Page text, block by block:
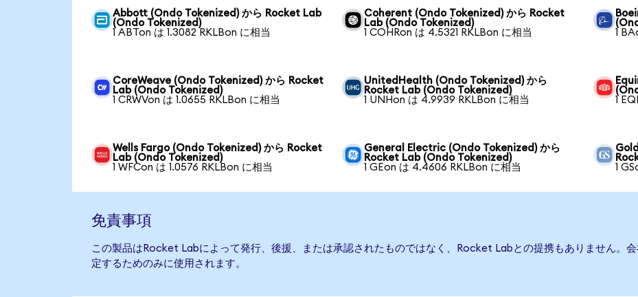
Abbott (Ondo Tokenized) から Rocket Lab
(Ondo Tokenized)
1 ABTon は 1.3082 RKLBon に相当
Coherent (Ondo Tokenized) から Rocket
Lab (Ondo Tokenized)
1 COHRon は 4.5321 RKLBon に相当
1
CoreWeave (Ondo Tokenized) から Rocket
Lab (Ondo Tokenized)
1 CRWVon は 1.0655 RKLBon に相当
UnitedHealth (Ondo Tokenized) から
Rocket Lab (Ondo Tokenized)
1 UNHon は 4.9939 RKLBon に相当
1
Wells Fargo (Ondo Tokenized) から Rocket
Lab (Ondo Tokenized)
1 WFCon は 1.0576 RKLBon に相当
General Electric (Ondo Tokenized) から
Rocket Lab (Ondo Tokenized)
1 GEon は 4.4606 RKLBon に相当
1
免責事項
この製品はRocket Labによって発行、後援、または承認されたものではなく、Rocket Labとの提携もありません。
定するためのみに使用されます。